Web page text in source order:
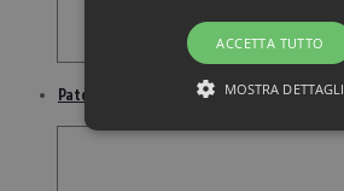
Patchouli olio essenziale 10 ml
ACCETTA TUTTO
MOSTRA DETTAGLI